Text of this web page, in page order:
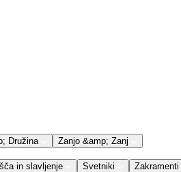
Družina Zanjo &amp; Zanj
in slavljenje Svetniki Zakramenti